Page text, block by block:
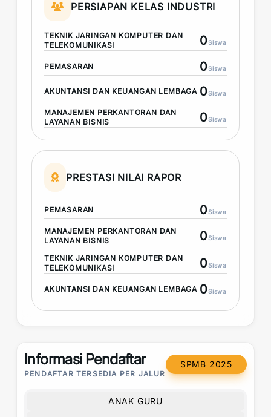
PERSIAPAN KELAS INDUSTRI
TEKNIK JARINGAN KOMPUTER DAN
TELEKOMUNIKASI
0Siswa
PEMASARAN 0Siswa
AKUNTANSI DAN KEUANGAN LEMBAGA 0Siswa
MANAJEMEN PERKANTORAN DAN
LAYANAN BISNIS
0Siswa
PRESTASI NILAI RAPOR
PEMASARAN 0Siswa
MANAJEMEN PERKANTORAN DAN
LAYANAN BISNIS
0Siswa
TEKNIK JARINGAN KOMPUTER DAN
TELEKOMUNIKASI
0Siswa
AKUNTANSI DAN KEUANGAN LEMBAGA 0Siswa
Informasi Pendaftar
PENDAFTAR TERSEDIA PER JALUR
SPMB 2025
ANAK GURU